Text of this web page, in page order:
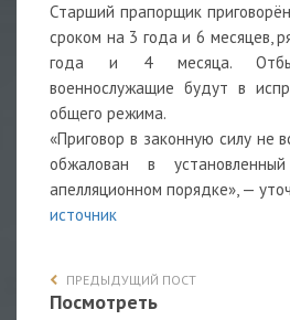
Старший прапорщик
сроком на 3 года и 6 месяцев,
года и 4 месяца.
военнослужащие будут в
общего режима.
«Приговор в законную силу не
обжалован в
апелляционном порядке», —
источник
ПРЕДЫДУЩИЙ ПОСТ
Посмотреть